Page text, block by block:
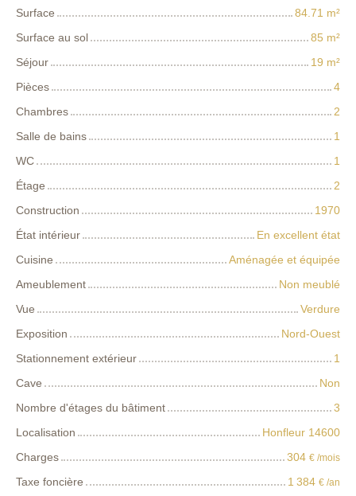
Surface
84.71 m²
Surface au sol
85 m²
Séjour
19 m²
Pièces
4
Chambres
2
Salle de bains
1
WC
1
Étage
2
Construction
1970
État intérieur
En excellent état
Cuisine
Aménagée et équipée
Ameublement
Non meublé
Vue
Verdure
Exposition
Nord-Ouest
Stationnement extérieur
1
Cave
Non
Nombre d'étages du bâtiment
3
Localisation
Honfleur 14600
Charges
304 € /mois
Taxe foncière 1 384 € /an